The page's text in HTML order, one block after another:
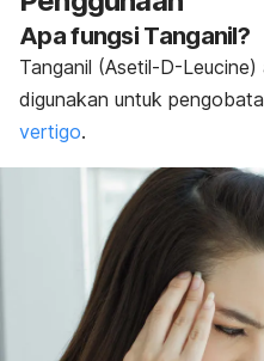
Efek Samping
Interaksi Obat
Dosis
Apa fungsi Tanganil?
Tanganil (Asetil-D-
digunakan untuk
vertigo.